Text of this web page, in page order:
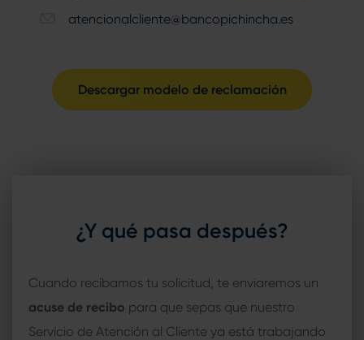
atencionalcliente@bancopichincha.es
Descargar modelo de reclamación
¿Y qué pasa después?
Cuando recibamos tu solicitud, te enviaremos un
acuse de recibo para que sepas que nuestro
Servicio de Atención al Cliente ya está trabajando